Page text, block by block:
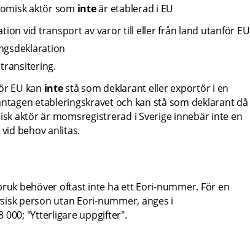
aktör som inte är etablerad i EU
vid transport av varor till eller från land utanför EU
EU kan inte stå som deklarant eller exportör i en
etableringskravet och kan stå som deklarant då
aktör är momsregistrerad i Sverige innebär inte en
behov anlitas.
behöver oftast inte ha ett Eori-nummer. För en
person utan Eori-nummer, anges i
000; "Ytterligare uppgifter".